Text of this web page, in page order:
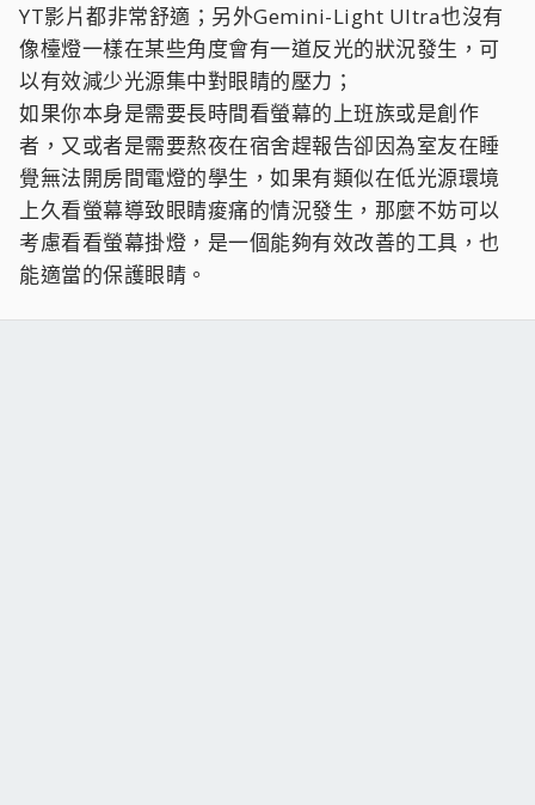
YT影片都非常舒適；另外Gemini-Light Ultra也沒有
像檯燈一樣在某些角度會有一道反光的狀況發生，可
以有效減少光源集中對眼睛的壓力；
如果你本身是需要長時間看螢幕的上班族或是創作
者，又或者是需要熬夜在宿舍趕報告卻因為室友在睡
覺無法開房間電燈的學生，如果有類似在低光源環境
上久看螢幕導致眼睛痠痛的情況發生，那麼不妨可以
考慮看看螢幕掛燈，是一個能夠有效改善的工具，也
能適當的保護眼睛。